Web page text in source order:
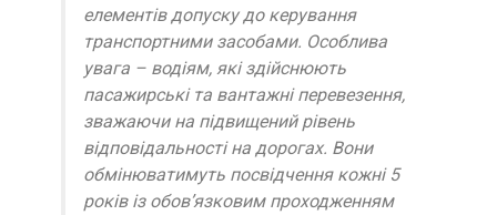
елементів допуску до керування
транспортними засобами. Особлива
увага – водіям, які здійснюють
пасажирські та вантажні перевезення,
зважаючи на підвищений рівень
відповідальності на дорогах. Вони
обмінюватимуть посвідчення кожні 5
років із обов’язковим проходженням